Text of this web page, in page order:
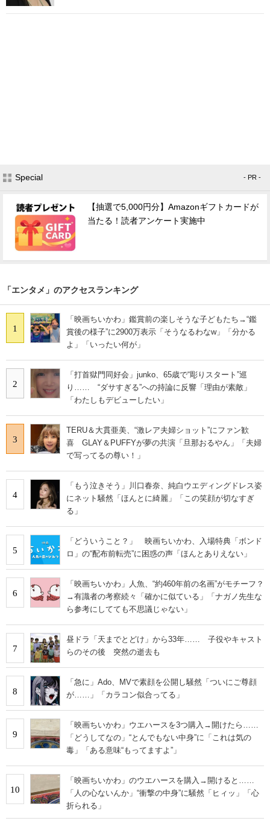
Special - PR -
【抽選で5,000円分】Amazonギフトカードが
当たる！読者アンケート実施中
「エンタメ」のアクセスランキング
1
「映画ちいかわ」鑑賞前の楽しそうな子どもたち→“鑑
賞後の様子”に2900万表示「そうなるわなw」「分かる
よ」「いったい何が」
2
「打首獄門同好会」junko、65歳で“彫りスタート”巡
り…… “ダサすぎる”への持論に反響「理由が素敵」
「わたしもデビューしたい」
3
TERU＆大貫亜美、“激レア夫婦ショット”にファン歓
喜 GLAY＆PUFFYが夢の共演「旦那おるやん」「夫婦
で写ってるの尊い！」
4
「もう泣きそう」川口春奈、純白ウエディングドレス姿
にネット騒然「ほんとに綺麗」「この笑顔が切なすぎ
る」
5
「どういうこと？」 映画ちいかわ、入場特典「ボンド
ロ」の“配布前転売”に困惑の声「ほんとありえない」
6
「映画ちいかわ」人魚、“約460年前の名画”がモチーフ？
→有識者の考察続々「確かに似ている」「ナガノ先生な
ら参考にしてても不思議じゃない」
7
昼ドラ「天までとどけ」から33年…… 子役やキャスト
らのその後 突然の逝去も
8
「急に」Ado、MVで素顔を公開し騒然「ついにご尊顔
が……」「カラコン似合ってる」
9
「映画ちいかわ」ウエハースを3つ購入→開けたら……
「どうしてなの」“とんでもない中身”に「これは気の
毒」「ある意味“もってますよ”」
10
「映画ちいかわ」のウエハースを購入→開けると……
「人の心ないんか」“衝撃の中身”に騒然「ヒィッ」「心
折られる」